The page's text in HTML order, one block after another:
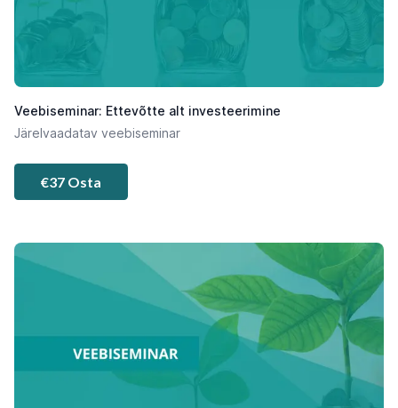
Veebiseminar: Ettevõtte alt investeerimine
Järelvaadatav veebiseminar
€37 Osta